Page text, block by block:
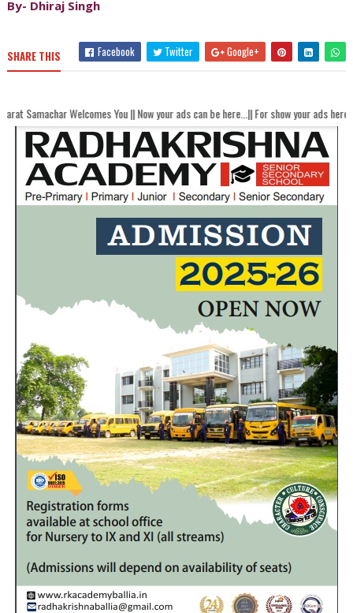
By- Dhiraj Singh
SHARE THIS Facebook Twitter Google+
You || Now your ads can be here...|| For show your ads here contact